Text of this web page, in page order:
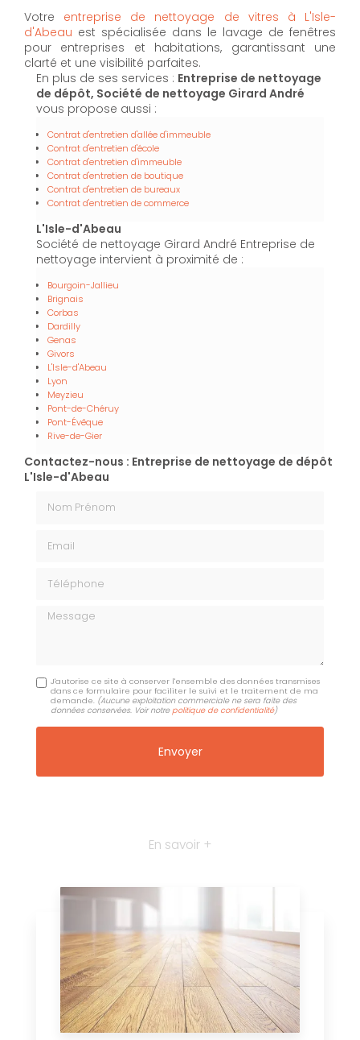
Votre entreprise de nettoyage de vitres à L'Isle-
d'Abeau est spécialisée dans le lavage de fenêtres
pour entreprises et habitations, garantissant une
clarté et une visibilité parfaites.
En plus de ses services : Entreprise de nettoyage
de dépôt, Société de nettoyage Girard André
vous propose aussi :
Contrat d'entretien d'allée d'immeuble
Contrat d'entretien d'école
Contrat d'entretien d'immeuble
Contrat d'entretien de boutique
Contrat d'entretien de bureaux
Contrat d'entretien de commerce
L'Isle-d'Abeau
Société de nettoyage Girard André Entreprise de
nettoyage intervient à proximité de :
Bourgoin-Jallieu
Brignais
Corbas
Dardilly
Genas
Givors
L'Isle-d'Abeau
Lyon
Meyzieu
Pont-de-Chéruy
Pont-Évêque
Rive-de-Gier
Contactez-nous : Entreprise de nettoyage de dépôt
L'Isle-d'Abeau
Message
J'autorise ce site à conserver l'ensemble des données transmises
dans ce formulaire pour faciliter le suivi et le traitement de ma
demande. (Aucune exploitation commerciale ne sera faite des
données conservées. Voir notre politique de confidentialité)
En savoir +